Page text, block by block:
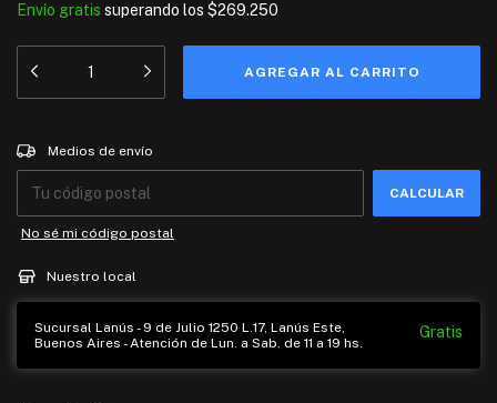
Envío gratis superando los $269.250
Entregas para el CP:
Medios de envío
CALCULAR
No sé mi código postal
Nuestro local
Sucursal Lanús - 9 de Julio 1250 L.17, Lanús Este,
Buenos Aires - Atención de Lun. a Sab. de 11 a 19 hs.
Gratis